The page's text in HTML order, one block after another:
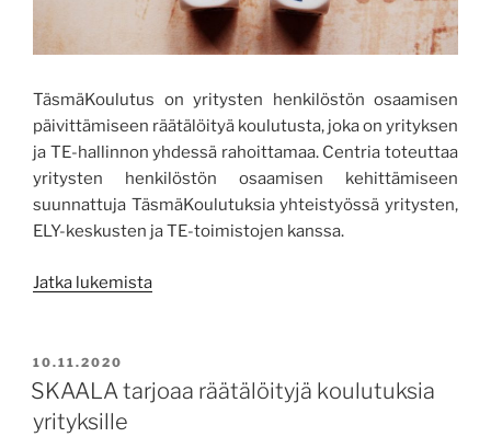
TäsmäKoulutus on yritysten henkilöstön osaamisen
päivittämiseen räätälöityä koulutusta, joka on yrityksen
ja TE-hallinnon yhdessä rahoittamaa. Centria toteuttaa
yritysten henkilöstön osaamisen kehittämiseen
suunnattuja TäsmäKoulutuksia yhteistyössä yritysten,
ELY-keskusten ja TE-toimistojen kanssa.
Jatka lukemista”TäsmäKoulutuksella
JULKAISTU
10.11.2020
SKAALA tarjoaa räätälöityjä koulutuksia
yrityksille